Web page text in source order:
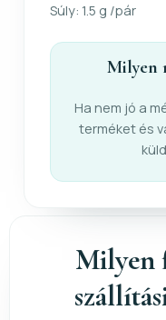
Súly: 1.5 g /pár
Milyen
Ha nem jó a
terméket és
Milyen